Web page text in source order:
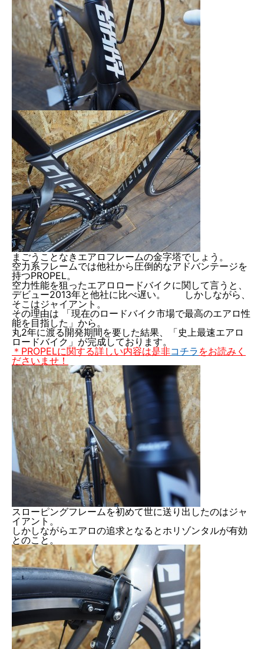
まごうことなきエアロフレームの金字塔でしょう。
空力系フレームでは他社から圧倒的なアドバンテージを
持つPROPEL。
空力性能を狙ったエアロロードバイクに関して言うと、
デビュー2013年と他社に比べ遅い。 しかしながら、
そこはジャイアント。
その理由は 「現在のロードバイク市場で最高のエアロ性
能を目指した」から。
丸2年に渡る開発期間を要した結果、「史上最速エアロ
ロードバイク」が完成しております。
＊PROPELに関する詳しい内容は是非コチラ をお読みく
ださいませ！
スローピングフレームを初めて世に送り出したのはジャ
イアント。
しかしながらエアロの追求となるとホリゾンタルが有効
とのこと。